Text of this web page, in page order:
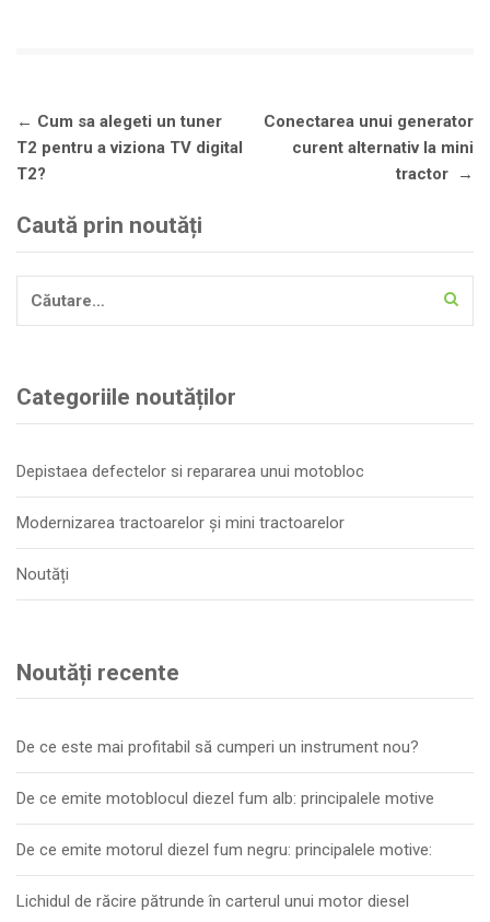
Navigare
în
articole
← Cum sa alegeti un tuner
T2 pentru a viziona TV digital
T2?
Conectarea unui generator
curent alternativ la mini
tractor
→
Caută prin noutăți
Categoriile noutăților
Depistaea defectelor si repararea unui motobloc
Modernizarea tractoarelor și mini tractoarelor
Noutăți
Noutăți recente
De ce este mai profitabil să cumperi un instrument nou?
De ce emite motoblocul diezel fum alb: principalele motive
De ce emite motorul diezel fum negru: principalele motive:
Lichidul de răcire pătrunde în carterul unui motor diesel